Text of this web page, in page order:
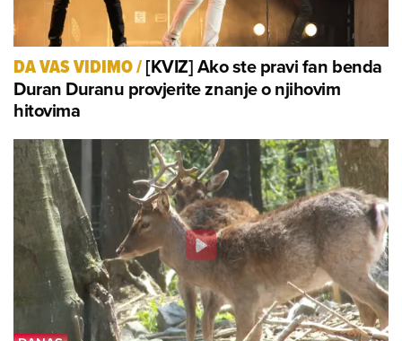
DA VAS VIDIMO/[KVIZ] Ako ste pravi fan benda
Duran Duranu provjerite znanje o njihovim
hitovima